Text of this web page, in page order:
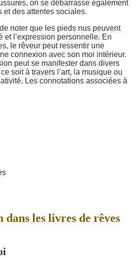
on se débarrasse également
et des attentes sociales.
noter que les pieds nus peuvent
et l’expression personnelle. En
le rêveur peut ressentir une
connexion avec son moi intérieur.
peut se manifester dans divers
soit à travers l’art, la musique ou
Les connotations associées à
les livres de rêves